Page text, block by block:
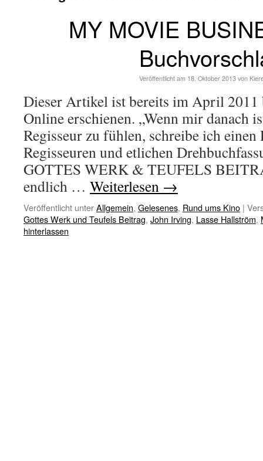
MY MOVIE
Veröffentlicht am 18. Oktober 2013 von
Dieser Artikel ist bereits im April 2011
Online erschienen. „Wenn mir danach
Regisseur zu fühlen, schreibe ich einen
Regisseuren und etlichen
GOTTES WERK & TEUFELS
endlich … Weiterlesen →
Veröffentlicht unterAllgemein, Gelesenes, Rund ums Kino |
Gottes Werk und Teufels Beitrag, John Irving, Lasse Hallström,
hinterlassen